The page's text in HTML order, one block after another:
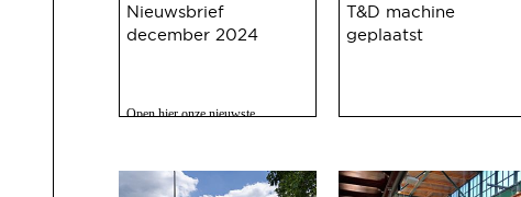
Nieuwsbrief
december 2024
Open hier onze nieuwste
12 december a.s.
T&D machine
geplaatst